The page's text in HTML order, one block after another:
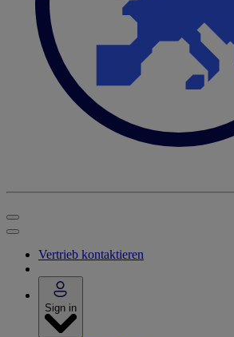
Vertrieb kontaktieren
Sign in